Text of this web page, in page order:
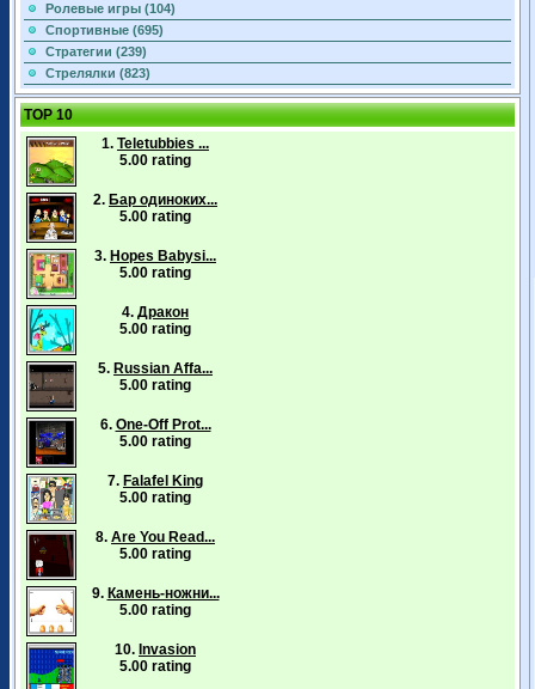
Ролевые игры (104)
Спортивные (695)
Стратегии (239)
Стрелялки (823)
TOP 10
1. Teletubbies ...
5.00 rating
2. Бар одиноких...
5.00 rating
3. Hopes Babysi...
5.00 rating
4. Дракон
5.00 rating
5. Russian Affa...
5.00 rating
6. One-Off Prot...
5.00 rating
7. Falafel King
5.00 rating
8. Are You Read...
5.00 rating
9. Камень-ножни...
5.00 rating
10. Invasion
5.00 rating